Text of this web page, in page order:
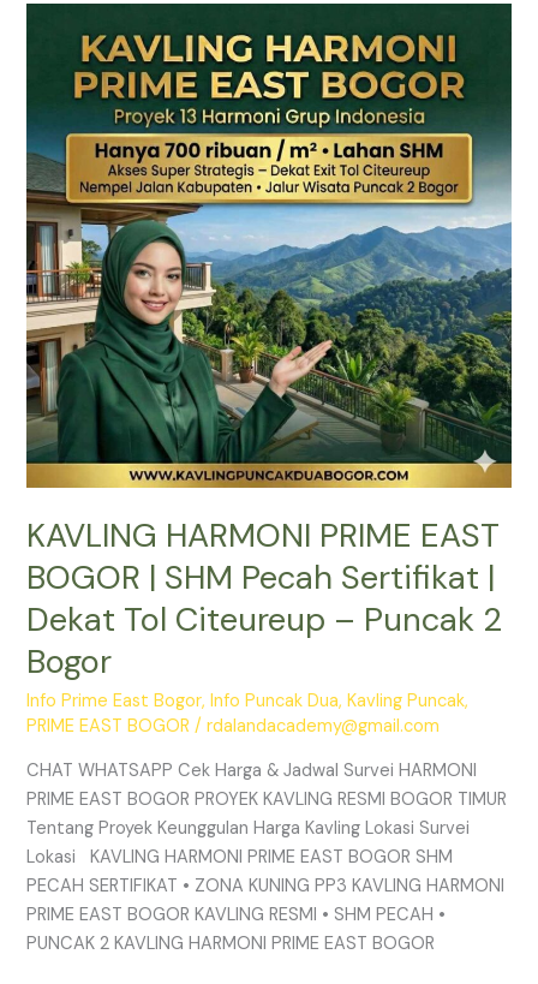
KAVLING HARMONI PRIME EAST
BOGOR | SHM Pecah Sertifikat |
Dekat Tol Citeureup – Puncak 2
Bogor
Info Prime East Bogor,Info Puncak Dua,Kavling Puncak,
PRIME EAST BOGOR /rdalandacademy@gmail.com
CHAT WHATSAPP Cek Harga & Jadwal Survei HARMONI
PRIME EAST BOGOR PROYEK KAVLING RESMI BOGOR TIMUR
Tentang Proyek Keunggulan Harga Kavling Lokasi Survei
Lokasi KAVLING HARMONI PRIME EAST BOGOR SHM
PECAH SERTIFIKAT • ZONA KUNING PP3 KAVLING HARMONI
PRIME EAST BOGOR KAVLING RESMI • SHM PECAH •
PUNCAK 2 KAVLING HARMONI PRIME EAST BOGOR
HARMONI
BOGOR
|
SHM
Pecah
Sertifikat
|
Dekat
Tol
Citeureup
–
Puncak
2